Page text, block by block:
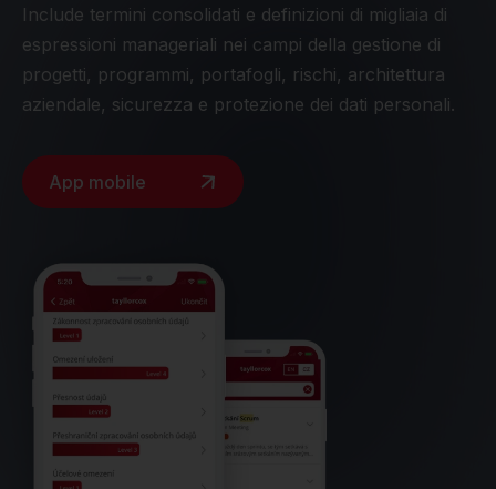
Include termini consolidati e definizioni di migliaia di
espressioni manageriali nei campi della gestione di
progetti, programmi, portafogli, rischi, architettura
aziendale, sicurezza e protezione dei dati personali.
App mobile